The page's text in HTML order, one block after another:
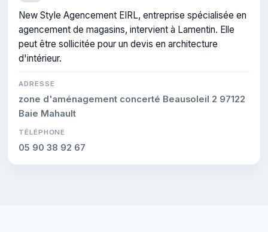
New Style Agencement EIRL, entreprise spécialisée en
agencement de magasins, intervient à Lamentin. Elle
peut être sollicitée pour un devis en architecture
d'intérieur.
ADRESSE
zone d'aménagement concerté Beausoleil 2 97122
Baie Mahault
TÉLÉPHONE
05 90 38 92 67